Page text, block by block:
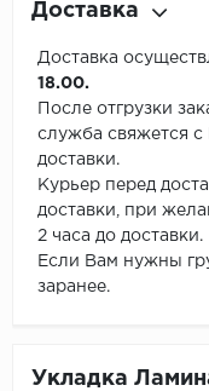
Доставка
Доставка
18.00.
После отгрузки
служба свяжется с
доставки.
Курьер перед
доставки, при
2 часа до доставки.
Если Вам нужны
заранее.
Укладка